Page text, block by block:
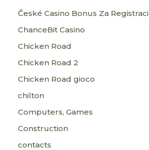
České Casino Bonus Za Registraci
ChanceBit Casino
Chicken Road
Chicken Road 2
Chicken Road gioco
chilton
Computers, Games
Construction
contacts